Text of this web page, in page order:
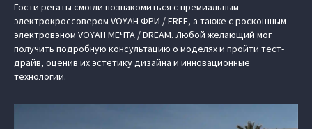
Гости регаты смогли познакомиться с премиальным
электрокроссовером VOYAH ФРИ / FREE, а также с роскошным
электровэном VOYAH МЕЧТА / DREAM. Любой желающий мог
получить подробную консультацию о моделях и пройти тест-
драйв, оценив их эстетику дизайна и инновационные
технологии.